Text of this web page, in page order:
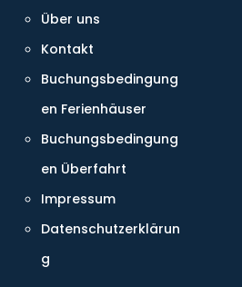
Über uns
Kontakt
Buchungsbedingung
en Ferienhäuser
Buchungsbedingung
en Überfahrt
Impressum
Datenschutzerklärun
g